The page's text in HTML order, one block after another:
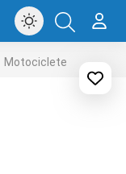
Motociclete